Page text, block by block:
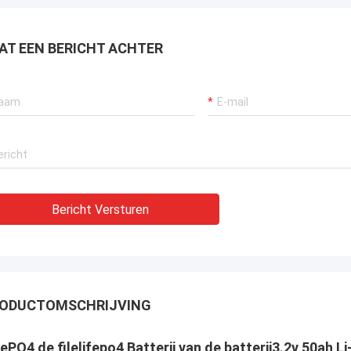
EEN BERICHT ACHTER
Bericht Versturen
de filelifepo4 Batterij van de batterij3.2v 50ah